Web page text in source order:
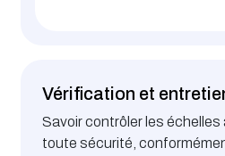
Vérification et
Savoir contrôler les échelles
toute sécurité,